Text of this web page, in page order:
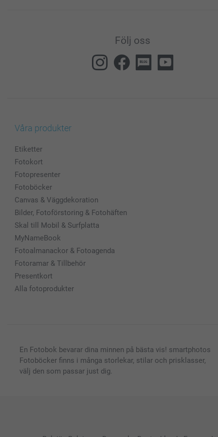
Följ oss
Våra produkter
Etiketter
Fotokort
Fotopresenter
Fotoböcker
Canvas & Väggdekoration
Bilder, Fotoförstoring & Fotohäften
Skal till Mobil & Surfplatta
MyNameBook
Fotoalmanackor & Fotoagenda
Fotoramar & Tillbehör
Presentkort
Alla fotoprodukter
En Fotobok bevarar dina minnen på bästa vis! smartphotos
Fotoböcker finns i många storlekar, stilar och prisklasser,
välj den som passar just dig.